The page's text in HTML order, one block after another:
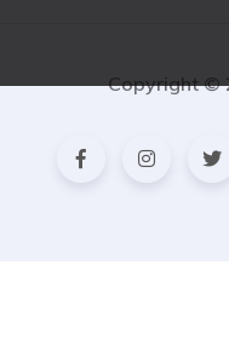
Copyright ©